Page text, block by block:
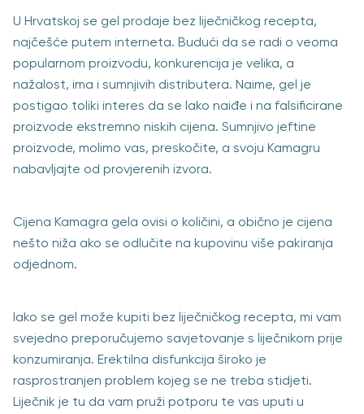
U Hrvatskoj se gel prodaje bez liječničkog recepta,
najčešće putem interneta. Budući da se radi o veoma
popularnom proizvodu, konkurencija je velika, a
nažalost, ima i sumnjivih distributera. Naime, gel je
postigao toliki interes da se lako naiđe i na falsificirane
proizvode ekstremno niskih cijena. Sumnjivo jeftine
proizvode, molimo vas, preskočite, a svoju Kamagru
nabavljajte od provjerenih izvora.
Cijena Kamagra gela ovisi o količini, a obično je cijena
nešto niža ako se odlučite na kupovinu više pakiranja
odjednom.
Iako se gel može kupiti bez liječničkog recepta, mi vam
svejedno preporučujemo savjetovanje s liječnikom prije
konzumiranja. Erektilna disfunkcija široko je
rasprostranjen problem kojeg se ne treba stidjeti.
Liječnik je tu da vam pruži potporu te vas uputi u